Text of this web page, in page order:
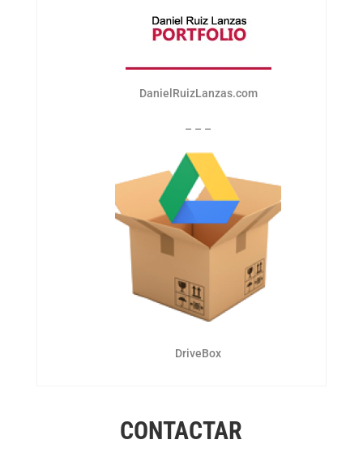
DanielRuizLanzas.com
– – –
DriveBox
CONTACTAR